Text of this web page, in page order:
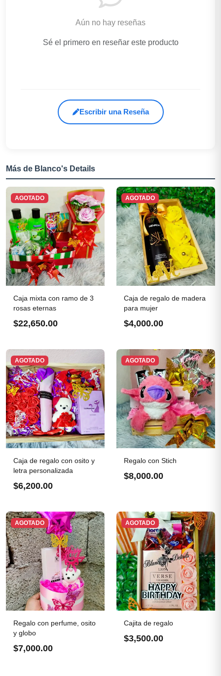
Aún no hay reseñas
Sé el primero en reseñar este producto
Escribir una Reseña
Más de Blanco's Details
AGOTADO
Caja mixta con ramo de 3
rosas eternas
$22,650.00
AGOTADO
Caja de regalo de madera
para mujer
$4,000.00
AGOTADO
Caja de regalo con osito y
letra personalizada
$6,200.00
AGOTADO
Regalo con Stich
$8,000.00
AGOTADO
Regalo con perfume, osito
y globo
$7,000.00
AGOTADO
Cajita de regalo
$3,500.00